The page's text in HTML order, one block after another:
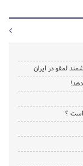
لمفو در ایران
؟